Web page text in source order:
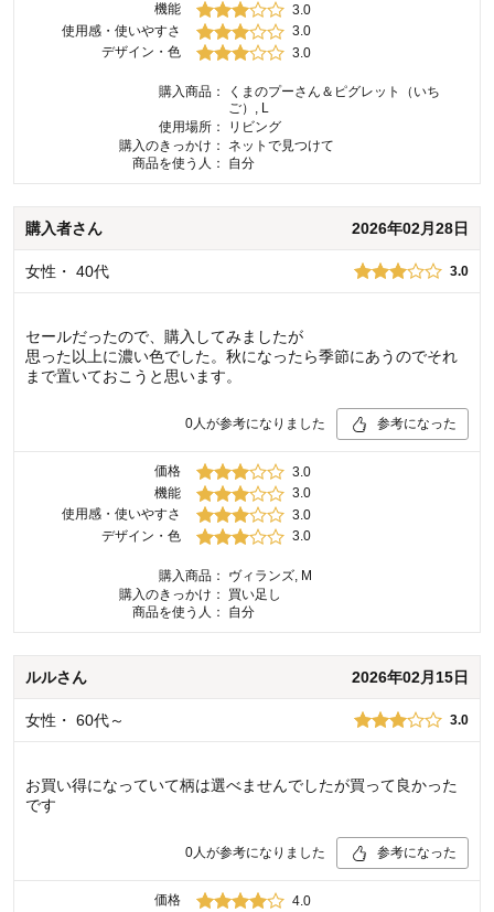
機能
3.0
使用感・使いやすさ
3.0
デザイン・色
3.0
購入商品：
くまのプーさん＆ピグレット（いち
ご）, L
使用場所：
リビング
購入のきっかけ：
ネットで見つけて
商品を使う人：
自分
購入者さん 2026年02月28日
女性 ・ 40代 3.0
セールだったので、購入してみましたが
思った以上に濃い色でした。秋になったら季節にあうのでそれ
まで置いておこうと思います。
0人が参考になりました 参考になった
価格
3.0
機能
3.0
使用感・使いやすさ
3.0
デザイン・色
3.0
購入商品：
ヴィランズ, M
購入のきっかけ：
買い足し
商品を使う人：
自分
ルルさん 2026年02月15日
女性 ・ 60代～ 3.0
お買い得になっていて柄は選べませんでしたが買って良かった
です
0人が参考になりました 参考になった
価格
4.0